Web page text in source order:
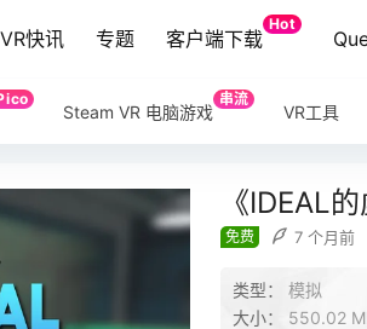
VR快讯 专题 客户端下载
Hot
Steam VR 电脑游戏
串流
VR工具
《IDEAL
免费 7 个月前
类型： 模拟
大小： 550.02